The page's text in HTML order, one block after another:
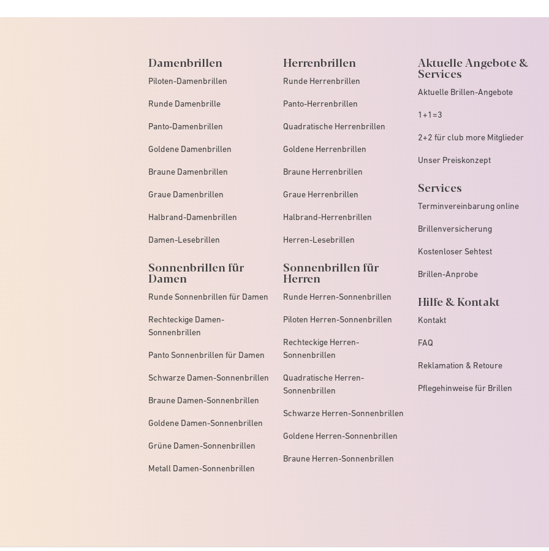
Damenbrillen
Piloten-Damenbrillen
Runde Damenbrille
Panto-Damenbrillen
Goldene Damenbrillen
Braune Damenbrillen
Graue Damenbrillen
Halbrand-Damenbrillen
Damen-Lesebrillen
Sonnenbrillen für
Damen
Runde Sonnenbrillen für Damen
Rechteckige Damen-
Sonnenbrillen
Panto Sonnenbrillen für Damen
Schwarze Damen-Sonnenbrillen
Braune Damen-Sonnenbrillen
Goldene Damen-Sonnenbrillen
Grüne Damen-Sonnenbrillen
Metall Damen-Sonnenbrillen
Herrenbrillen
Runde Herrenbrillen
Panto-Herrenbrillen
Quadratische Herrenbrillen
Goldene Herrenbrillen
Braune Herrenbrillen
Graue Herrenbrillen
Halbrand-Herrenbrillen
Herren-Lesebrillen
Sonnenbrillen für
Herren
Runde Herren-Sonnenbrillen
Piloten Herren-Sonnenbrillen
Rechteckige Herren-
Sonnenbrillen
Quadratische Herren-
Sonnenbrillen
Schwarze Herren-Sonnenbrillen
Goldene Herren-Sonnenbrillen
Braune Herren-Sonnenbrillen
Aktuelle Angebote &
Services
Aktuelle Brillen-Angebote
1+1=3
2+2 für club more Mitglieder
Unser Preiskonzept
Services
Terminvereinbarung online
Brillenversicherung
Kostenloser Sehtest
Brillen-Anprobe
Hilfe & Kontakt
Kontakt
FAQ
Reklamation & Retoure
Pflegehinweise für Brillen